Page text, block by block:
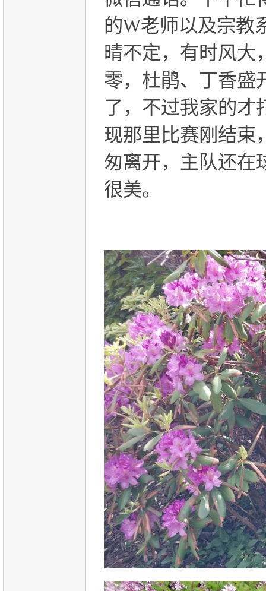
的W老师以及宗教
晴不定，有时风大
零，杜鹃、丁香盛
了，不过我家的才
现那里比赛刚结束
匆离开，主队还在
很美。